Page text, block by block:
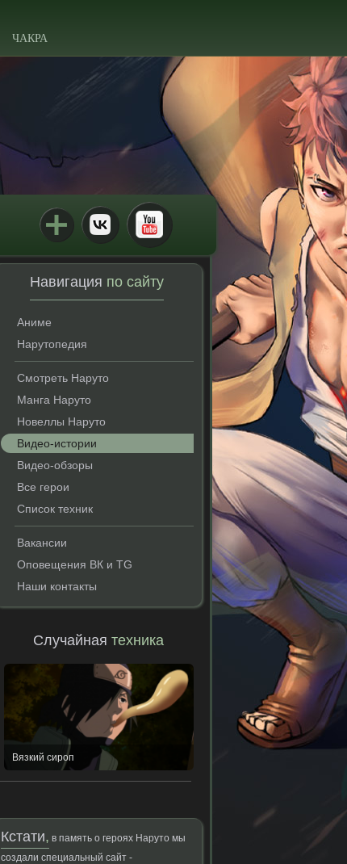
ЧАКРА
Навигация по сайту
Аниме
Нарутопедия
Смотреть Наруто
Манга Наруто
Новеллы Наруто
Видео-истории
Видео-обзоры
Все герои
Список техник
Вакансии
Оповещения ВК и TG
Наши контакты
Случайнаятехника
Вязкий сироп
Кстати, в память о героях Наруто мы
создали специальный сайт -